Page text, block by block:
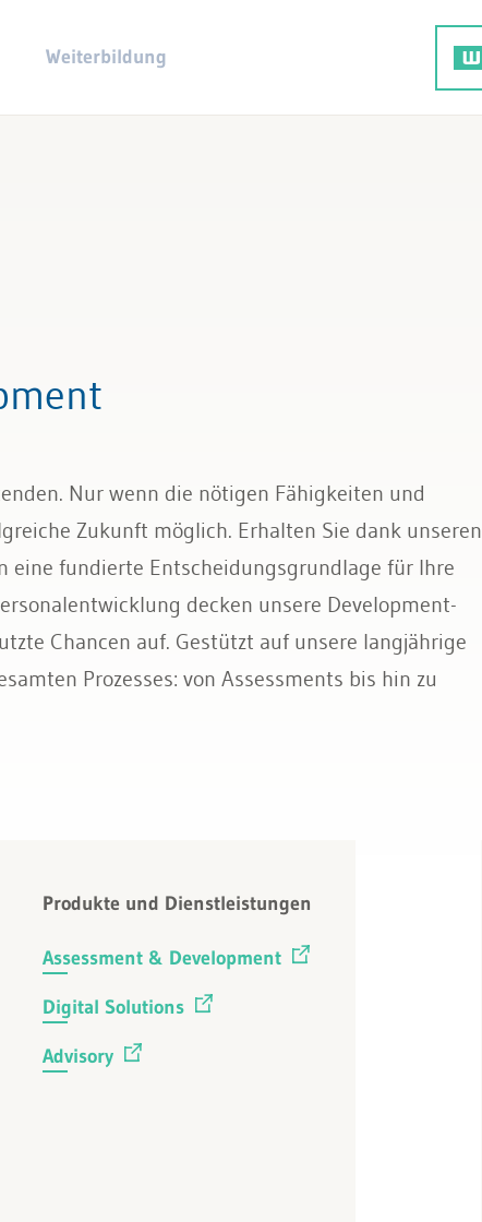
Weiterbildung
Nur wenn die nö­ti­gen Fä­hig­kei­ten und
Zu­kunft mög­lich. Er­hal­ten Sie dank un­se­ren
eine fun­dier­te Ent­schei­dungs­grund­la­ge für Ihre
de­cken un­se­re De­ve­lop­ment-
Chan­cen auf. Ge­stützt auf un­se­re lang­jäh­ri­ge
Pro­zes­ses: von As­sess­ments bis hin zu
Produkte und Dienstleistungen
Assessment & Development
Digital Solutions
Advisory